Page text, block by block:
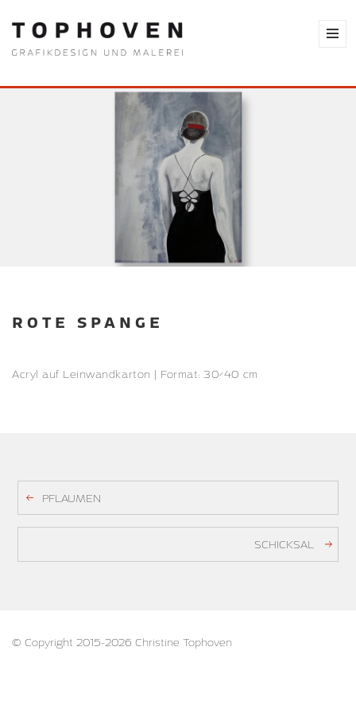
ROTE SPANGE
Acryl auf Leinwandkarton | Format: 30×40 cm
PFLAUMEN
SCHICKSAL
© Copyright 2015-2026 Christine Tophoven